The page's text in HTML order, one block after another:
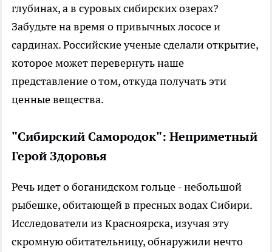
глубинах, а в суровых сибирских озерах?
Забудьте на время о привычных лососе и
сардинах. Российские ученые сделали открытие,
которое может перевернуть наше
представление о том, откуда получать эти
ценные вещества.
"Сибирский Самородок": Неприметный
Герой Здоровья
Речь идет о боганидском гольце - небольшой
рыбешке, обитающей в пресных водах Сибири.
Исследователи из Красноярска, изучая эту
скромную обитательницу, обнаружили нечто